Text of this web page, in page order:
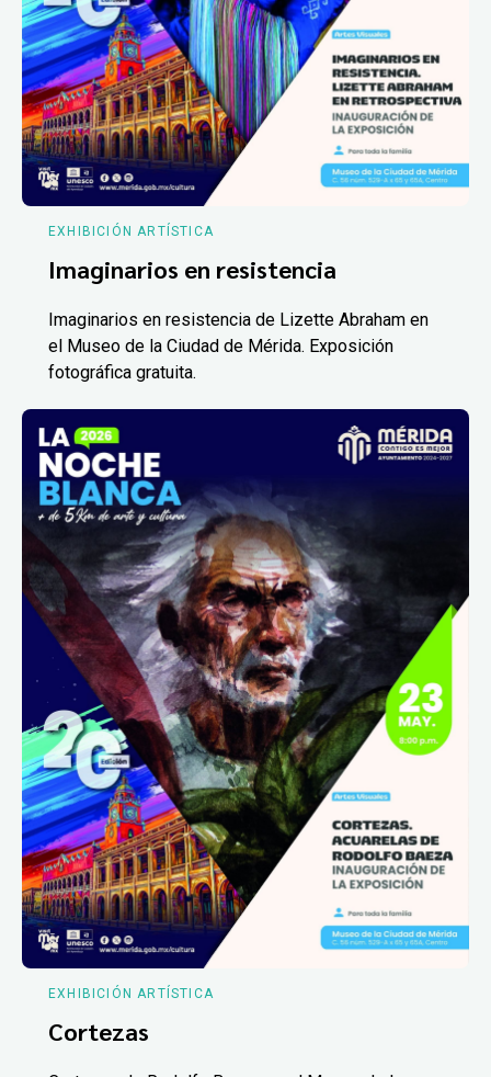
EXHIBICIÓN ARTÍSTICA
Imaginarios en resistencia
Imaginarios en resistencia de Lizette Abraham en
el Museo de la Ciudad de Mérida. Exposición
fotográfica gratuita.
EXHIBICIÓN ARTÍSTICA
Cortezas